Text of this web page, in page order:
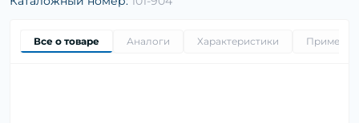
Все о товаре Аналоги Характеристики